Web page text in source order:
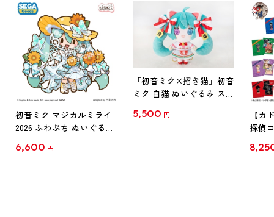
初音ミク マジカルミライ
2026 ふわぷち ぬいぐるみ
6,600 円
「初音ミク×招き猫」初音
ミク 白猫 ぬいぐるみ スタ
5,500 円
【カ
探偵
クリ